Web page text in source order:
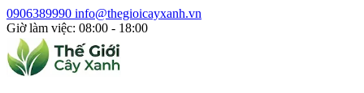
0906389990 info@thegioicayxanh.vn
Giờ làm việc: 08:00 - 18:00